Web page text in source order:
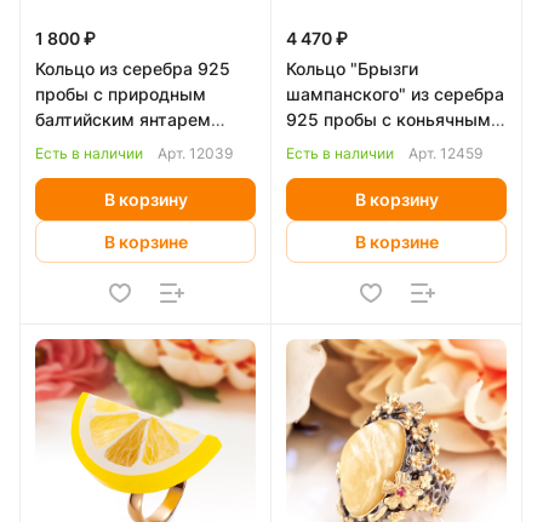
1 800 ₽
Кольцо из серебра 925
пробы с природным
балтийским янтарем
"микс"
Есть в наличии Арт. 12039
В корзину
В корзине
4 470 ₽
Кольцо "Брызги
шампанского" из серебра
925 пробы с коньячным
янтарем
Есть в наличии Арт. 12459
В корзину
В корзине